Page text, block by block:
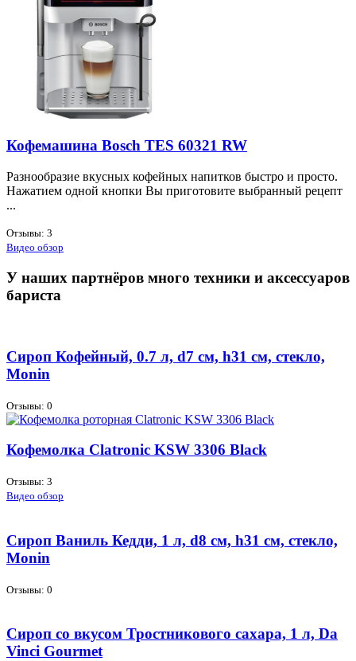
Кофемашина Bosch TES 60321 RW
Раз­но­об­ра­зие вкус­ных ко­фей­ных на­пит­ков быст­ро и про­сто.
На­жа­ти­ем од­ной кноп­ки Вы при­го­то­ви­те вы­бран­ный ре­цепт
...
Отзывы: 3
Видео обзор
У наших партнёров много техники и аксессуаров
бариста
Сироп Кофейный, 0.7 л, d7 см, h31 см, стекло,
Monin
Отзывы: 0
Кофемолка Clatronic KSW 3306 Black
Отзывы: 3
Видео обзор
Сироп Ваниль Кедди, 1 л, d8 см, h31 см, стекло,
Monin
Отзывы: 0
Сироп со вкусом Тростникового сахара, 1 л, Da
Vinci Gourmet